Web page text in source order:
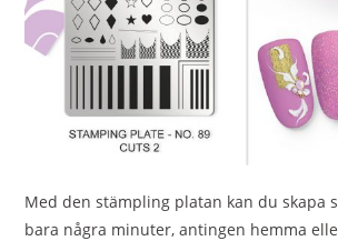
Med den stämpling platan kan du skapa
bara några minuter, antingen hemma